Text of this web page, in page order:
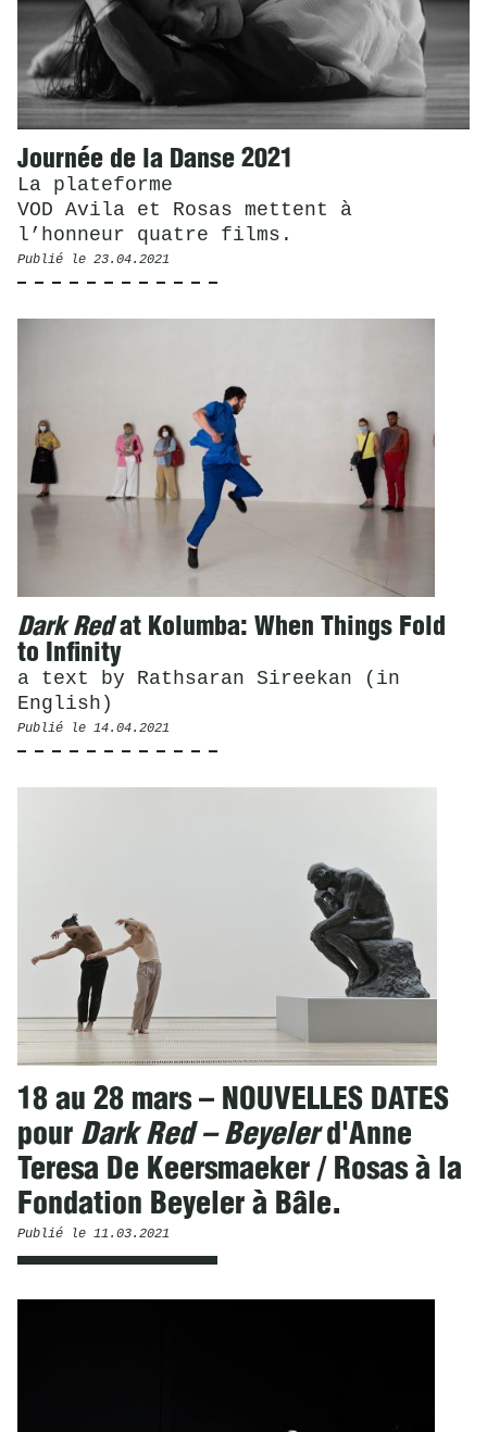
Journée de la Danse 2021
La plateforme
VOD Avila et Rosas mettent à
l’honneur quatre films.
Publié le 23.04.2021
Dark Redat Kolumba: When Things Fold
to Infinity
a text by Rathsaran Sireekan (in
English)
Publié le 14.04.2021
18 au 28 mars – NOUVELLES DATES
pour Dark Red – Beyelerd'Anne
Teresa De Keersmaeker / Rosas à la
Fondation Beyeler à Bâle.
Publié le 11.03.2021